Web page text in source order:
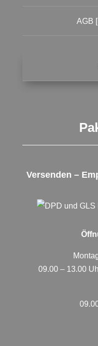
AGB
Versenden –
09.00 – 13.00